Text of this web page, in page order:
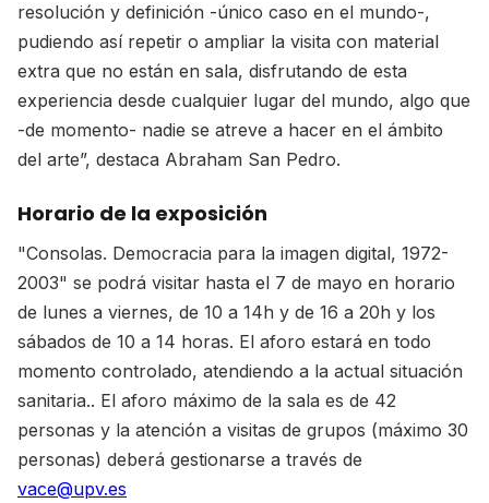
resolución y definición -único caso en el mundo-,
pudiendo así repetir o ampliar la visita con material
extra que no están en sala, disfrutando de esta
experiencia desde cualquier lugar del mundo, algo que
-de momento- nadie se atreve a hacer en el ámbito
del arte”, destaca Abraham San Pedro.
Horario de la exposición
"Consolas. Democracia para la imagen digital, 1972-
2003" se podrá visitar hasta el 7 de mayo en horario
de lunes a viernes, de 10 a 14h y de 16 a 20h y los
sábados de 10 a 14 horas. El aforo estará en todo
momento controlado, atendiendo a la actual situación
sanitaria.. El aforo máximo de la sala es de 42
personas y la atención a visitas de grupos (máximo 30
personas) deberá gestionarse a través de
vace@upv.es